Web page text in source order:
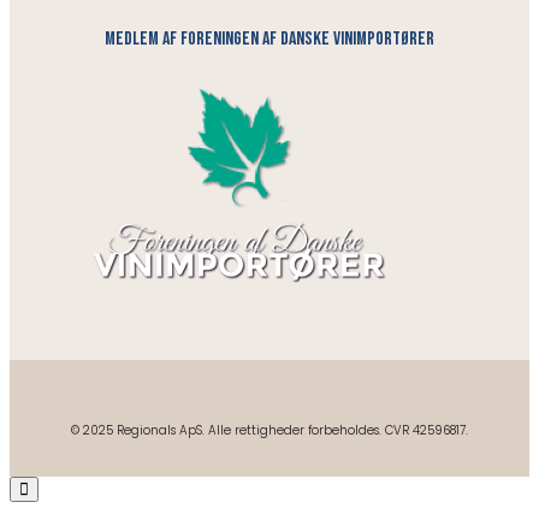
medlem af foreningen af danske vinimportører
© 2025 Regionals ApS. Alle rettigheder forbeholdes. CVR 42596817.